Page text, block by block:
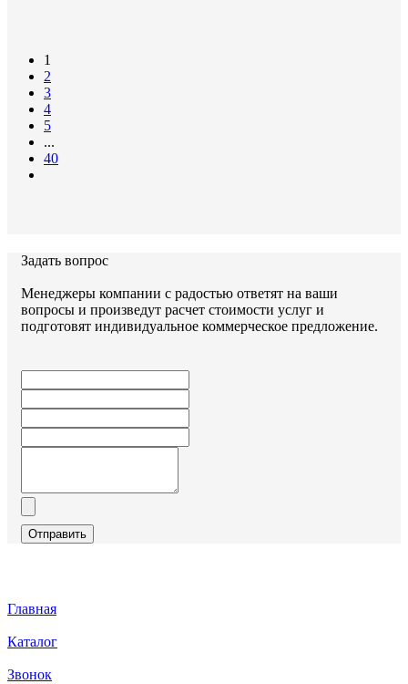
1
2
3
4
5
...
40
Задать вопрос
Менеджеры компании с радостью ответят на ваши
вопросы и произведут расчет стоимости услуг и
подготовят индивидуальное коммерческое предложение.
Отправить
Главная
Каталог
Звонок